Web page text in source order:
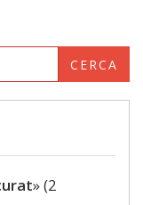
CERCA
» (2